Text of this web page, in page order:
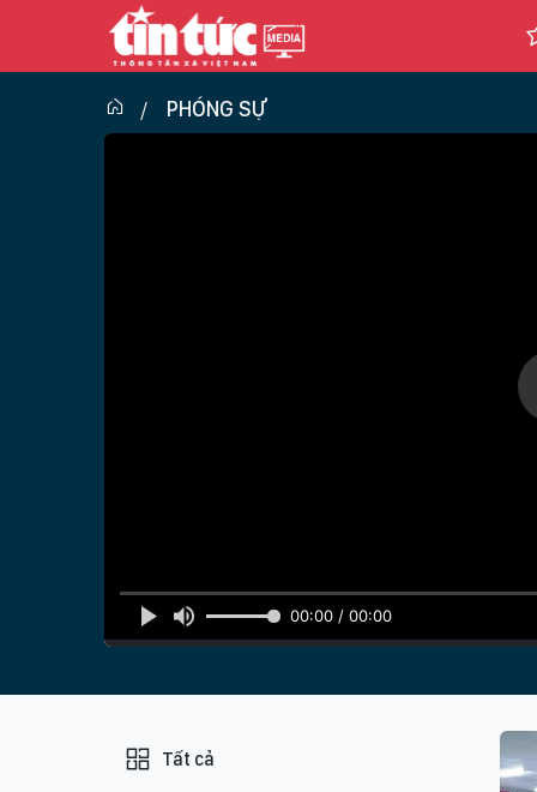
PHÓNG SỰ
00:00 / 00:00
Tất cả